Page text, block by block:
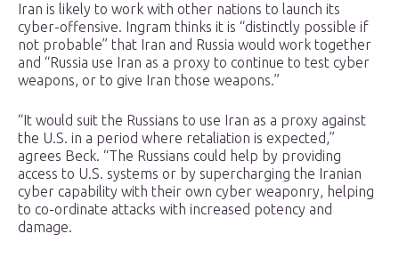
Iran is likely to work with other nations to launch its
cyber-offensive. Ingram thinks it is “distinctly possible if
not probable” that Iran and Russia would work together
and “Russia use Iran as a proxy to continue to test cyber
weapons, or to give Iran those weapons.”
“It would suit the Russians to use Iran as a proxy against
the U.S. in a period where retaliation is expected,”
agrees Beck. “The Russians could help by providing
access to U.S. systems or by supercharging the Iranian
cyber capability with their own cyber weaponry, helping
to co-ordinate attacks with increased potency and
damage.